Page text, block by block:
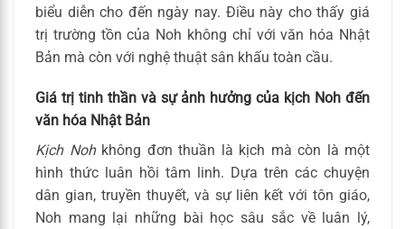
biểu diễn cho đến ngày nay. Điều này cho thấy giá
trị trường tồn của Noh không chỉ với văn hóa Nhật
Bản mà còn với nghệ thuật sân khấu toàn cầu.
Giá trị tinh thần và sự ảnh hưởng của kịch Noh đến
văn hóa Nhật Bản
Kịch Nohkhông đơn thuần là kịch mà còn là một
hình thức luân hồi tâm linh. Dựa trên các chuyện
dân gian, truyền thuyết, và sự liên kết với tôn giáo,
Noh mang lại những bài học sâu sắc về luân lý,